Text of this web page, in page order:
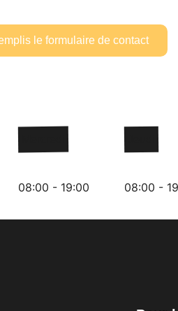
le formulaire de contact
08:00 - 19:00 08:00 -